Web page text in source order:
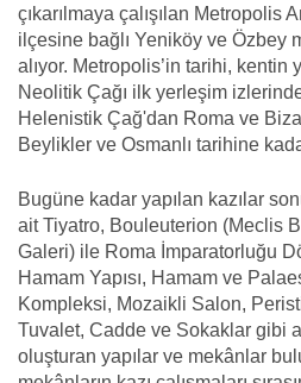
çıkarılmaya çalışılan Metropolis
ilçesine bağlı Yeniköy ve Özbey
alıyor. Metropolis’in tarihi, kentin
Neolitik Çağı ilk yerleşim
Helenistik Çağ'dan Roma ve
Beylikler ve Osmanlı tarihine
Bugüne kadar yapılan kazılar
ait Tiyatro, Bouleuterion (Meclis
Galeri) ile Roma İmparatorluğu
Hamam Yapısı, Hamam ve
Kompleksi, Mozaikli Salon,
Tuvalet, Cadde ve Sokaklar gibi
oluşturan yapılar ve mekânlar